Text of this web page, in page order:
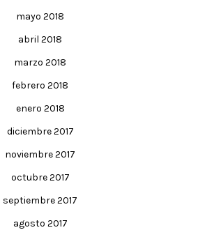
mayo 2018
abril 2018
marzo 2018
febrero 2018
enero 2018
diciembre 2017
noviembre 2017
octubre 2017
septiembre 2017
agosto 2017